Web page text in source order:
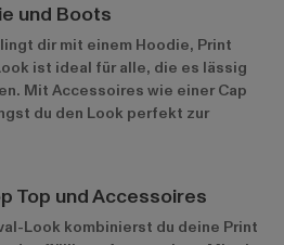
und Boots
dir mit einem Hoodie, Print
ist ideal für alle, die es lässig
Mit Accessoires wie einer Cap
du den Look perfekt zur
Top und Accessoires
Look kombinierst du deine Print